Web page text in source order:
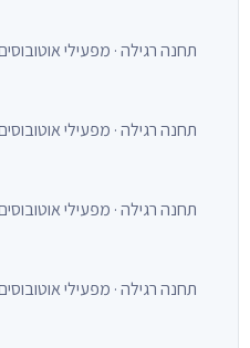
תחנה רגילה · מפעילי אוטובוסים
תחנה רגילה · מפעילי אוטובוסים
תחנה רגילה · מפעילי אוטובוסים
תחנה רגילה · מפעילי אוטובוסים